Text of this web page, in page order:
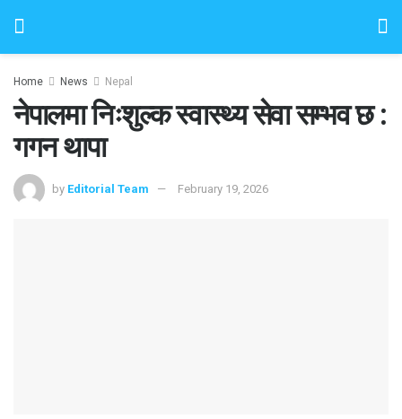
Home News Nepal
नेपालमा निःशुल्क स्वास्थ्य सेवा सम्भव छ :
गगन थापा
by Editorial Team February 19, 2026